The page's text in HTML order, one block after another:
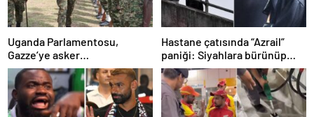
Uganda Parlamentosu,
Gazze’ye asker
gönderilmesini onayladı
Hastane çatısında “Azrail”
paniği: Siyahlara bürünüp
hastaları izledi